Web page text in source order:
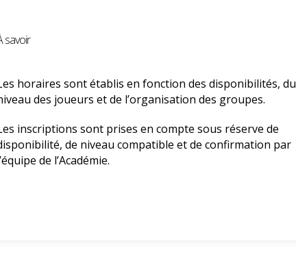
savoir
horaires sont établis en fonction des disponibilités, du
des joueurs et de l’organisation des groupes.
inscriptions sont prises en compte sous réserve de
de niveau compatible et de confirmation par
de l’Académie.